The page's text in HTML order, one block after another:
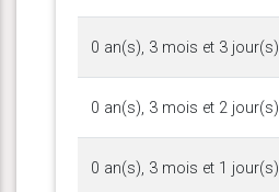
0 an(s), 3 mois et 3 jour(s)
0 an(s), 3 mois et 2 jour(s)
0 an(s), 3 mois et 1 jour(s)